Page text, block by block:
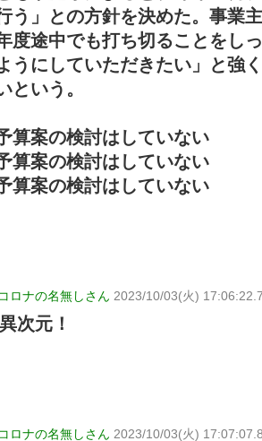
う」との方針を決めた。事業
度途中でも打ち切ることをし
うにしていただきたい」と強
という。
算案の検討はしていない
算案の検討はしていない
算案の検討はしていない
ロナの名無しさん 2023/10/03(火)
次元！
ロナの名無しさん 2023/10/03(火)